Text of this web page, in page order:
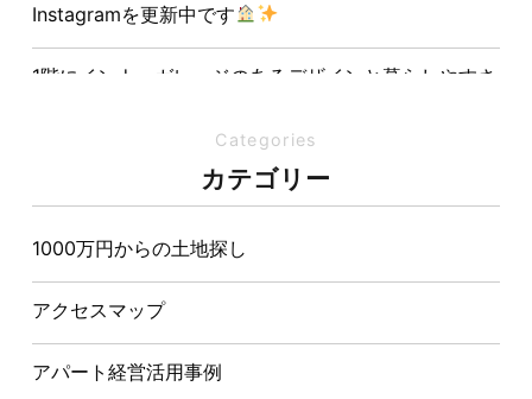
Instagramを更新中です
1階にインナーガレージのあるデザインと暮らしやすさ
夏の熱中症対策は家づくりから。屋根・壁・基礎の構
造が快適さをつくる理由
【埼玉県経営品質知事賞】大野知事へ受賞のご報告と
表敬訪問を行いました
Categories
カテゴリー
1000万円からの土地探し
アクセスマップ
アパート経営活用事例